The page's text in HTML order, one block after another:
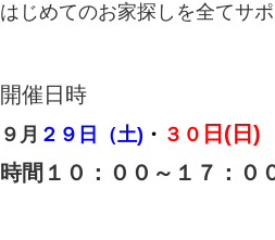
はじめてのお家探しを全てサ
開催日時
９ 月 ２９ 日（土) ・ ３０ 日(日 )
時間１０：００～１７：０